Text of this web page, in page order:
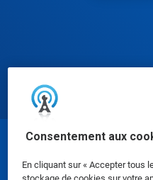
Consentement aux
En cliquant sur « Accepter tous